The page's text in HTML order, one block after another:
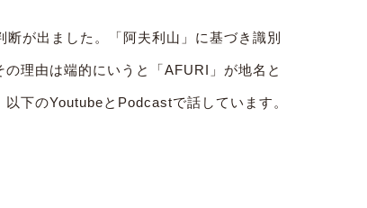
が出ました。「阿夫利山」に基づき識別
理由は端的にいうと「AFURI」が地名と
下のYoutubeとPodcastで話しています。